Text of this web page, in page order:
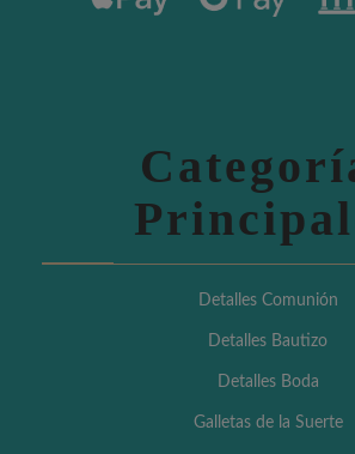
Detalles Comunión
Detalles Bautizo
Detalles Boda
Galletas de la Suerte